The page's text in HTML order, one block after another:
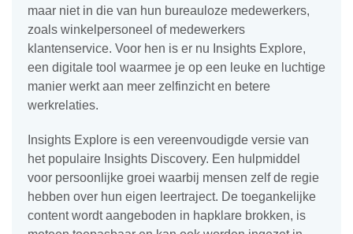
maar niet in die van hun bureauloze medewerkers,
zoals winkelpersoneel of medewerkers
klantenservice. Voor hen is er nu Insights Explore,
een digitale tool waarmee je op een leuke en luchtige
manier werkt aan meer zelfinzicht en betere
werkrelaties.
Insights Explore is een vereenvoudigde versie van
het populaire Insights Discovery. Een hulpmiddel
voor persoonlijke groei waarbij mensen zelf de regie
hebben over hun eigen leertraject. De toegankelijke
content wordt aangeboden in hapklare brokken, is